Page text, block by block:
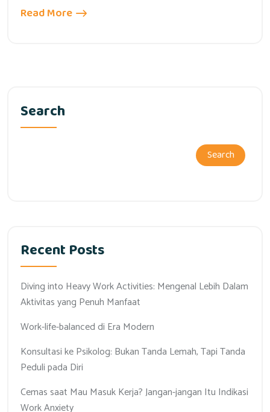
Read More
Search
Search
Recent Posts
Diving into Heavy Work Activities: Mengenal Lebih Dalam
Aktivitas yang Penuh Manfaat
Work-life-balanced di Era Modern
Konsultasi ke Psikolog: Bukan Tanda Lemah, Tapi Tanda
Peduli pada Diri
Cemas saat Mau Masuk Kerja? Jangan-jangan Itu Indikasi
Work Anxiety